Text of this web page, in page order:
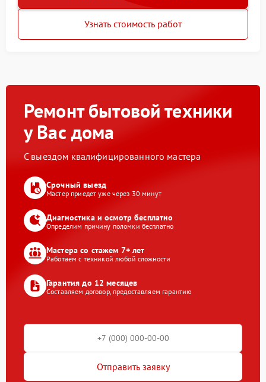
Узнать стоимость работ
Ремонт бытовой техники
у Вас дома
С выездом квалифицированного мастера
Срочный выезд
Мастер приедет уже через 30 минут
Диагностика и осмотр бесплатно
Определим причину поломки бесплатно
Мастера со стажем 7+ лет
Работаем с техникой любой сложности
Гарантия до 12 месяцев
Составляем договор, предоставляем гарантию
Отправить заявку